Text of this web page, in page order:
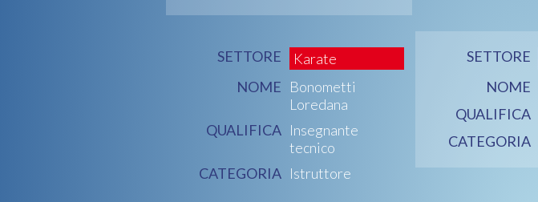
SETTORE
Karate
NOME Bonometti
Loredana
QUALIFICA Insegnante
tecnico
CATEGORIA Istruttore
SETTORE
NOME
QUALIFICA
CATEGORIA